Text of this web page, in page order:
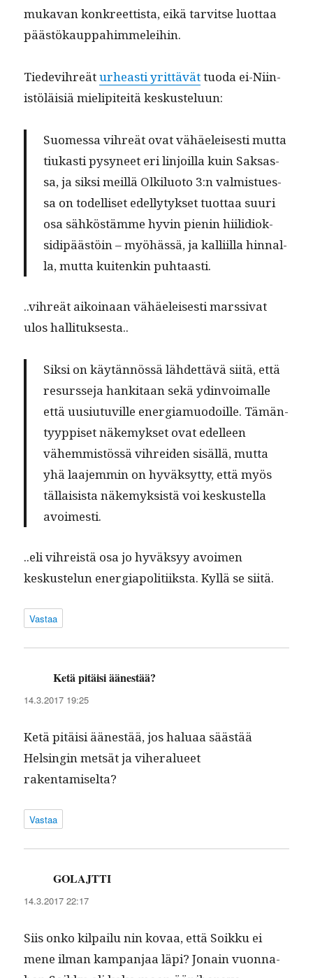
muka­van konkreet­tista, eikä tarvitse luot­taa
päästökauppahimmeleihin.
Tiede­vihreäturheasti yrit­tävättuo­da ei-Niin­
istöläisiä mielip­iteitä keskusteluun:
Suomes­sa vihreät ovat vähäeleis­es­ti mut­ta
tiukasti pysyneet eri lin­joil­la kuin Sak­sas­
sa, ja sik­si meil­lä Olk­ilu­o­to 3:n valmistues­
sa on todel­liset edel­ly­tyk­set tuot­taa suuri
osa sähköstämme hyvin pienin hiilid­iok­
sidipäästöin – myöhässä, ja kalli­il­la hin­nal­
la, mut­ta kuitenkin puhtaasti.
..vihreät aikoinaan vähäeleis­es­ti marssi­vat
ulos hallituksesta..
Sik­si on käytän­nössä lähdet­tävä siitä, että
resursse­ja han­ki­taan sekä ydin­voimalle
että uusi­u­tuville ener­gia­muodoille. Tämän­
tyyp­piset näke­myk­set ovat edelleen
vähem­mistössä vihrei­den sisäl­lä, mut­ta
yhä laa­jem­min on hyväksyt­ty, että myös
täl­lai­sista näke­myk­sistä voi keskustel­la
avoimesti.
..eli vihreistä osa jo hyväksyy avoimen
keskustelun ener­giapoli­ti­ik­s­ta. Kyl­lä se siitä.
Vastaa
Ketä pitäisi äänestää?
14.3.2017 19:25
Ketä pitäisi äänestää, jos halu­aa säästää
Helsin­gin met­sät ja viher­alueet
rakentamiselta?
Vastaa
GOLAJTTI
14.3.2017 22:17
Siis onko kil­pailu nin kovaa, että Soikku ei
mene ilman kam­pan­jaa läpi? Jon­ain vuon­na­